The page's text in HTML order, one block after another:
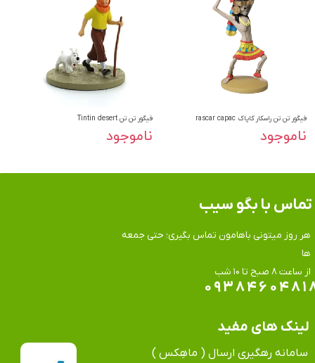
فیگور تن تن راسکار کاپاک rascar capac
ناموجود
فیگور تن تن Tintin desert
ناموجود
هر روز میتونی باهامون تماس بگیری؛ حتی جمعه
ها
​​​​​​​از ساعت ۸ صبح تا ۱۰ شب
تماس​​​​​​​ با بگو سیب
لینک های مفید
سامانه رهگیری ارسال ( ماهِکس )